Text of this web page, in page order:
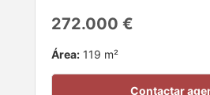
272.000 €
Área: 119 m²
Contactar